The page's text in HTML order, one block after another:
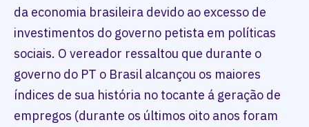
da economia brasileira devido ao excesso de
investimentos do governo petista em políticas
sociais. O vereador ressaltou que durante o
governo do PT o Brasil alcançou os maiores
índices de sua história no tocante á geração de
empregos (durante os últimos oito anos foram